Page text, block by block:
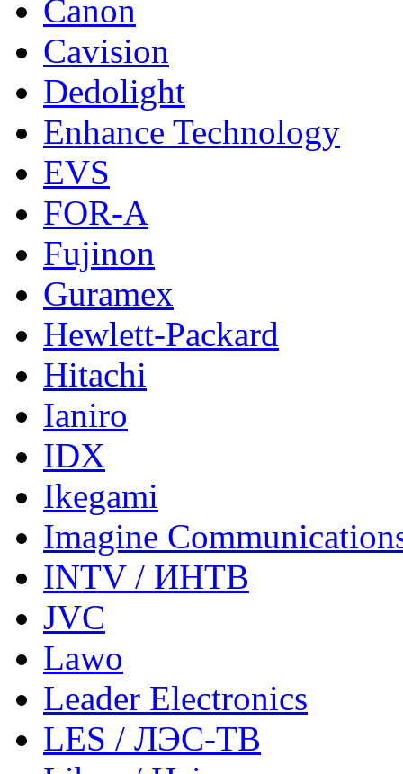
Canon
Cavision
Dedolight
Enhance Technology
EVS
FOR-A
Fujinon
Guramex
Hewlett-Packard
Hitachi
Ianiro
IDX
Ikegami
Imagine
INTV / ИНТВ
JVC
Lawo
Leader Electronics
LES / ЛЭС-ТВ